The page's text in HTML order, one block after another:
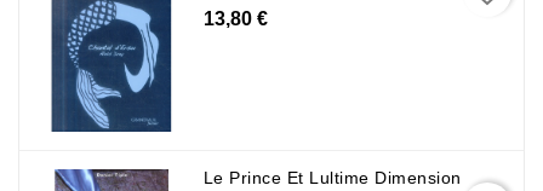
Ésotérisme
Romans
Nouvelles
Genre
13,80 €
Le Prince Et Lultime Dimension